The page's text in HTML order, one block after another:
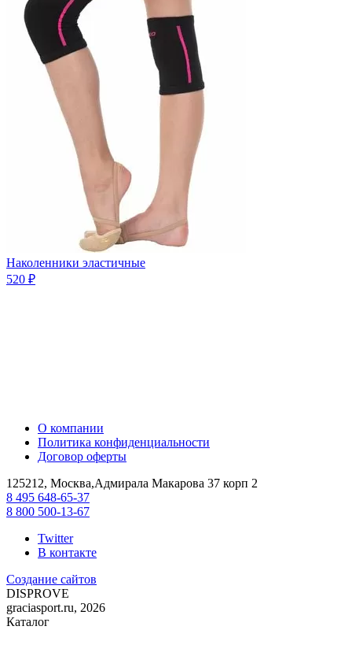
Наколенники эластичные
520 ₽
О компании
Политика конфиденциальности
Договор оферты
125212, Москва,Адмирала Макарова 37 корп 2
8 495 648-65-37
8 800 500-13-67
Twitter
В контакте
Создание сайтов
DISPROVE
graciasport.ru, 2026
Каталог